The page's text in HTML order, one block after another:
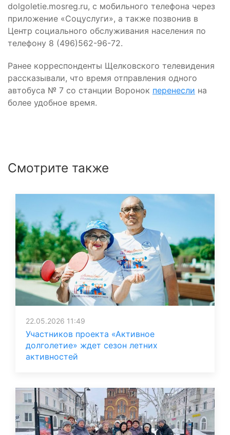
dolgoletie.mosreg.ru, с мобильного телефона через
приложение «Соцуслуги», а также позвонив в
Центр социального обслуживания населения по
телефону 8 (496)562-96-72.
Ранее корреспонденты Щелковского телевидения
рассказывали, что время отправления одного
автобуса № 7 со станции Воронок перенесли на
более удобное время.
Смотрите также
22.05.2026 11:49
Участников проекта «Активное
долголетие» ждет сезон летних
активностей